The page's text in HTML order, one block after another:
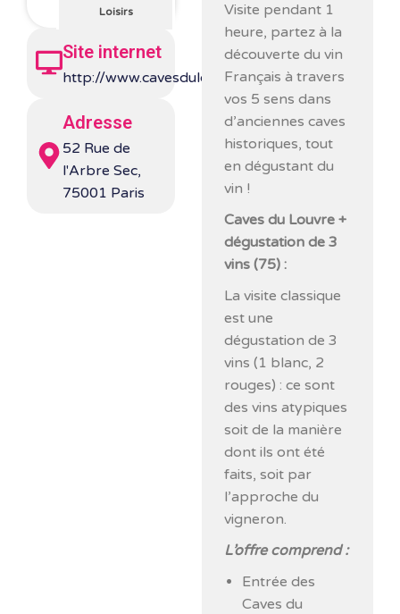
Loisirs
Site internet
http://www.cavesdulouvre.com/
Adresse
52 Rue de
l'Arbre Sec,
75001 Paris
Visite pendant 1
heure, partez à la
découverte du vin
Français à travers
vos 5 sens dans
d’anciennes caves
historiques, tout
en dégustant du
vin !
Caves du Louvre +
dégustation de 3
vins (75) :
La visite classique
est une
dégustation de 3
vins (1 blanc, 2
rouges) : ce sont
des vins atypiques
soit de la manière
dont ils ont été
faits, soit par
l’approche du
vigneron.
L’offre comprend :
Entrée des
Caves du